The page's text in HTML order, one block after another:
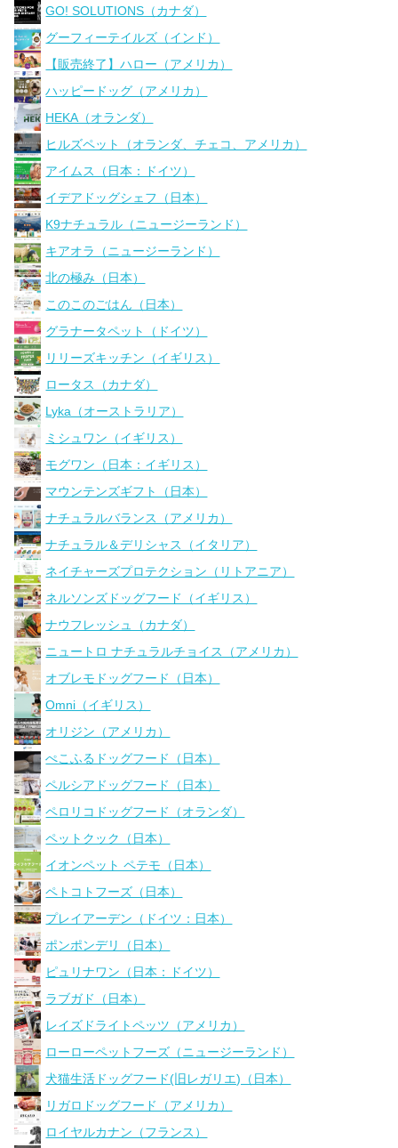
GO! SOLUTIONS（カナダ）
グーフィーテイルズ（インド）
【販売終了】ハロー（アメリカ）
ハッピードッグ（アメリカ）
HEKA（オランダ）
ヒルズペット（オランダ、チェコ、アメリカ）
アイムス（日本：ドイツ）
イデアドッグシェフ（日本）
K9ナチュラル（ニュージーランド）
キアオラ（ニュージーランド）
北の極み（日本）
このこのごはん（日本）
グラナータペット（ドイツ）
リリーズキッチン（イギリス）
ロータス（カナダ）
Lyka（オーストラリア）
ミシュワン（イギリス）
モグワン（日本：イギリス）
マウンテンズギフト（日本）
ナチュラルバランス（アメリカ）
ナチュラル＆デリシャス（イタリア）
ネイチャーズプロテクション（リトアニア）
ネルソンズドッグフード（イギリス）
ナウフレッシュ（カナダ）
ニュートロ ナチュラルチョイス（アメリカ）
オブレモドッグフード（日本）
Omni（イギリス）
オリジン（アメリカ）
ぺこふるドッグフード（日本）
ペルシアドッグフード（日本）
ペロリコドッグフード（オランダ）
ペットクック（日本）
イオンペット ペテモ（日本）
ペトコトフーズ（日本）
プレイアーデン（ドイツ：日本）
ポンポンデリ（日本）
ピュリナワン（日本：ドイツ）
ラブガド（日本）
レイズドライトペッツ（アメリカ）
ローローペットフーズ（ニュージーランド）
犬猫生活ドッグフード(旧レガリエ)（日本）
リガロドッグフード（アメリカ）
ロイヤルカナン（フランス）